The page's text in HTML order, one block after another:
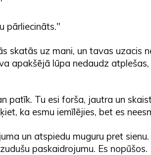
pārliecināts."
skatās uz mani, un tavas uzacis
apakšējā lūpa nedaudz
patīk. Tu esi forša, jautra un
ka esmu iemīlējies, bet es
un atspiedu muguru pret
paskaidrojumu. Es nopūšos.